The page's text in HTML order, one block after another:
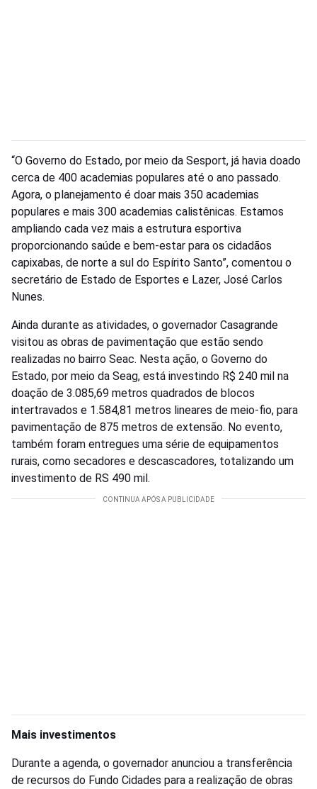
“O Governo do Estado, por meio da Sesport, já havia doado
cerca de 400 academias populares até o ano passado.
Agora, o planejamento é doar mais 350 academias
populares e mais 300 academias calistênicas. Estamos
ampliando cada vez mais a estrutura esportiva
proporcionando saúde e bem-estar para os cidadãos
capixabas, de norte a sul do Espírito Santo”, comentou o
secretário de Estado de Esportes e Lazer, José Carlos
Nunes.
Ainda durante as atividades, o governador Casagrande
visitou as obras de pavimentação que estão sendo
realizadas no bairro Seac. Nesta ação, o Governo do
Estado, por meio da Seag, está investindo R$ 240 mil na
doação de 3.085,69 metros quadrados de blocos
intertravados e 1.584,81 metros lineares de meio-fio, para
pavimentação de 875 metros de extensão. No evento,
também foram entregues uma série de equipamentos
rurais, como secadores e descascadores, totalizando um
investimento de RS 490 mil.
Mais investimentos
Durante a agenda, o governador anunciou a transferência
de recursos do Fundo Cidades para a realização de obras